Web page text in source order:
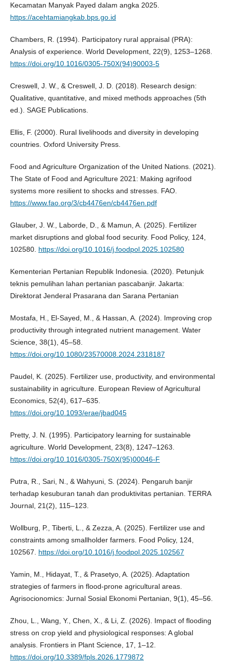
Kecamatan Manyak Payed dalam angka 2025.
https://acehtamiangkab.bps.go.id
Chambers, R. (1994). Participatory rural appraisal (PRA):
Analysis of experience. World Development, 22(9), 1253–1268.
https://doi.org/10.1016/0305-750X(94)90003-5
Creswell, J. W., & Creswell, J. D. (2018). Research design:
Qualitative, quantitative, and mixed methods approaches (5th
ed.). SAGE Publications.
Ellis, F. (2000). Rural livelihoods and diversity in developing
countries. Oxford University Press.
Food and Agriculture Organization of the United Nations. (2021).
The State of Food and Agriculture 2021: Making agrifood
systems more resilient to shocks and stresses. FAO.
https://www.fao.org/3/cb4476en/cb4476en.pdf
Glauber, J. W., Laborde, D., & Mamun, A. (2025). Fertilizer
market disruptions and global food security. Food Policy, 124,
102580. https://doi.org/10.1016/j.foodpol.2025.102580
Kementerian Pertanian Republik Indonesia. (2020). Petunjuk
teknis pemulihan lahan pertanian pascabanjir. Jakarta:
Direktorat Jenderal Prasarana dan Sarana Pertanian
Mostafa, H., El-Sayed, M., & Hassan, A. (2024). Improving crop
productivity through integrated nutrient management. Water
Science, 38(1), 45–58.
https://doi.org/10.1080/23570008.2024.2318187
Paudel, K. (2025). Fertilizer use, productivity, and environmental
sustainability in agriculture. European Review of Agricultural
Economics, 52(4), 617–635.
https://doi.org/10.1093/erae/jbad045
Pretty, J. N. (1995). Participatory learning for sustainable
agriculture. World Development, 23(8), 1247–1263.
https://doi.org/10.1016/0305-750X(95)00046-F
Putra, R., Sari, N., & Wahyuni, S. (2024). Pengaruh banjir
terhadap kesuburan tanah dan produktivitas pertanian. TERRA
Journal, 21(2), 115–123.
Wollburg, P., Tiberti, L., & Zezza, A. (2025). Fertilizer use and
constraints among smallholder farmers. Food Policy, 124,
102567. https://doi.org/10.1016/j.foodpol.2025.102567
Yamin, M., Hidayat, T., & Prasetyo, A. (2025). Adaptation
strategies of farmers in flood-prone agricultural areas.
Agrisocionomics: Jurnal Sosial Ekonomi Pertanian, 9(1), 45–56.
Zhou, L., Wang, Y., Chen, X., & Li, Z. (2026). Impact of flooding
stress on crop yield and physiological responses: A global
analysis. Frontiers in Plant Science, 17, 1–12.
https://doi.org/10.3389/fpls.2026.1779872